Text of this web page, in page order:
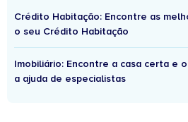
Crédito Habitação: Encontre as
o seu Crédito Habitação
Imobiliário: Encontre a casa certa e
a ajuda de especialistas